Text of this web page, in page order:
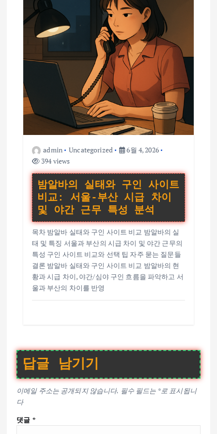
admin Uncategorized
6월 4, 2026
394 views
밤알바의 실태와 구인 사이트
비교: 서울-부산 시급 차이
및 야간 근무 특성 분석
목차 밤알바 실태와 구인 사이트 비교 밤알바의 실
태 및 특징 서울과 부산의 시급 차이 및 야간 근무의
특성 구인 사이트 비교와 선택 팁 자주 묻는 질문들
결론 밤알바 실태와 구인 사이트 비교 밤알바의 현
황과 시급 차이, 야간/심야 구인 흐름을 파악하고 서
울과 부산의 차이를 반영
답글 남기기
이메일 주소는 공개되지 않습니다. 필수 필드는 *로 표시됩니
다
댓글 *